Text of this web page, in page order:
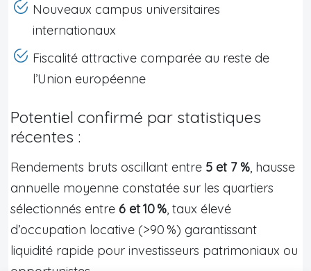
Nouveaux campus universitaires
internationaux
Fiscalité attractive comparée au reste de
l’Union européenne
Potentiel confirmé par statistiques
récentes :
Rendements bruts oscillant entre 5 et 7 % , hausse
annuelle moyenne constatée sur les quartiers
sélectionnés entre 6 et 10 % , taux élevé
d’occupation locative (>90 %) garantissant
liquidité rapide pour investisseurs patrimoniaux ou